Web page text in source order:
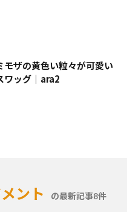
モザの黄色い粒々が可愛い
ワッグ｜ara2
ント の最新記事8件